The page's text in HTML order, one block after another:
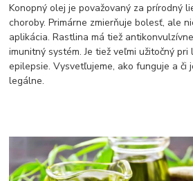
Konopný olej je považovaný za prírodný
choroby. Primárne zmierňuje bolesť, ale
aplikácia. Rastlina má tiež
imunitný systém. Je tiež veľmi užitočný pri
epilepsie. Vysvetľujeme, ako funguje a či
legálne.